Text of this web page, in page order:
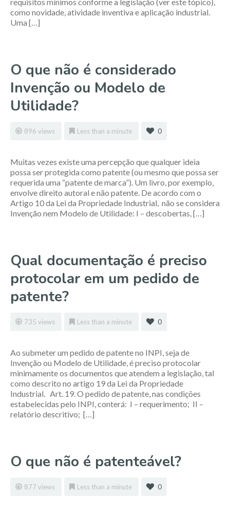
como novidade, atividade inventiva e aplicação industrial.
Uma […]
O que não é considerado
Invenção ou Modelo de
Utilidade?
896 views Less than a minute 0
Muitas vezes existe uma percepção que qualquer ideia
possa ser protegida como patente (ou mesmo que possa ser
requerida uma “patente de marca”). Um livro, por exemplo,
envolve direito autoral e não patente. De acordo com o
Artigo 10 da Lei da Propriedade Industrial, não se considera
Invenção nem Modelo de Utilidade: I – descobertas, […]
Qual documentação é preciso
protocolar em um pedido de
patente?
735 views Less than a minute 0
Ao submeter um pedido de patente no INPI, seja de
Invenção ou Modelo de Utilidade, é preciso protocolar
minimamente os documentos que atendem a legislação, tal
como descrito no artigo 19 da Lei da Propriedade
Industrial. Art. 19. O pedido de patente, nas condições
estabelecidas pelo INPI, conterá: I – requerimento; II –
relatório descritivo; […]
O que não é patenteável?
877 views Less than a minute 0